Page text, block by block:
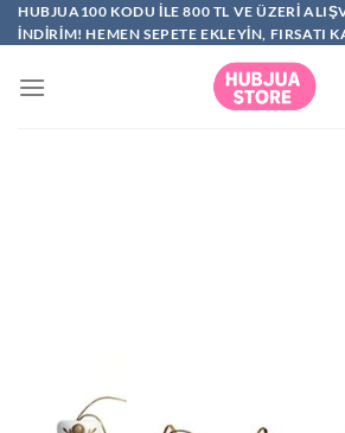
İçeriğe
atla
HUBJUA100 KODU ILE 800 TL VE ÜZERI
INDIRIM! HEMEN SEPETE EKLEYIN, FIRSATI